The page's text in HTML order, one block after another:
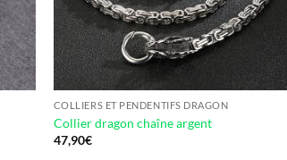
COLLIERS ET PENDENTIFS DRAGON
Collier dragon chaîne argent
47,90€